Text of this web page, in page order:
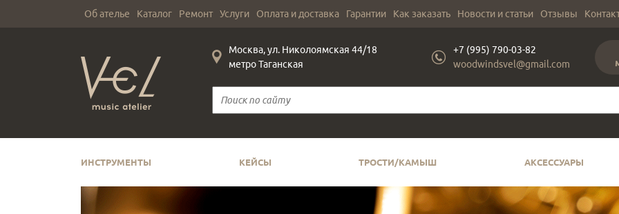
Об ателье Каталог Ремонт Услуги Оплата и доставка Гарантии Как заказать Новости и статьи Отзывы
Москва, ул. Николоямская 44/18
метро Таганская
+7 (995) 790-03-82
woodwindsvel@gmail.com
ИНСТРУМЕНТЫ КЕЙСЫ ТРОСТИ/КАМЫШ АКСЕССУАРЫ